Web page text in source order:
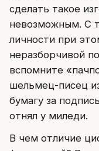
сделать такое
невозможным. С
личности при
неразборчивой
вспомните
шельмец-писец
бумагу за
отнял у миледи.
В чем отличие